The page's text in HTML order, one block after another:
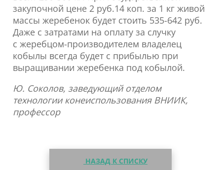
закупочной цене 2 руб.14 коп. за 1 кг живой
массы жеребенок будет стоить 535-642 руб.
Даже с затратами на оплату за случку
с жеребцом-производителем владелец
кобылы всегда будет с прибылью при
выращивании жеребенка под кобылой.
Ю. Соколов, заведующий отделом
технологии конеиспользования ВНИИК,
профессор
НАЗАД К СПИСКУ